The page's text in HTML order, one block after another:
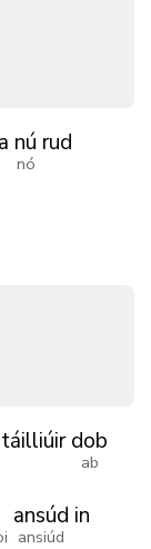
nú
nó
rud
táilliúir dob
ab
ansúd
ansiúd
in